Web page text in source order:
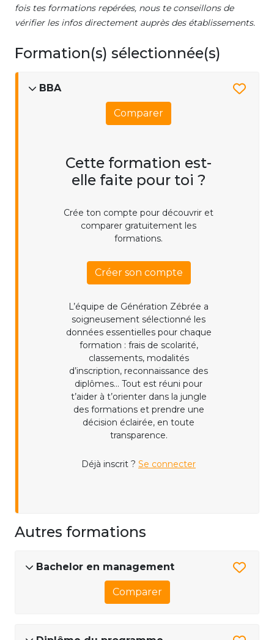
fois tes formations repérées, nous te conseillons de
vérifier les infos directement auprès des établissements.
Formation(s) sélectionnée(s)
BBA
Comparer
Cette formation est-
elle faite pour toi ?
Crée ton compte pour découvrir et
comparer gratuitement les
formations.
Créer son compte
L’équipe de Génération Zébrée a
soigneusement sélectionné les
données essentielles pour chaque
formation : frais de scolarité,
classements, modalités
d’inscription, reconnaissance des
diplômes... Tout est réuni pour
t’aider à t’orienter dans la jungle
des formations et prendre une
décision éclairée, en toute
transparence.
Déjà inscrit ? Se connecter
Autres formations
Bachelor en management
Comparer